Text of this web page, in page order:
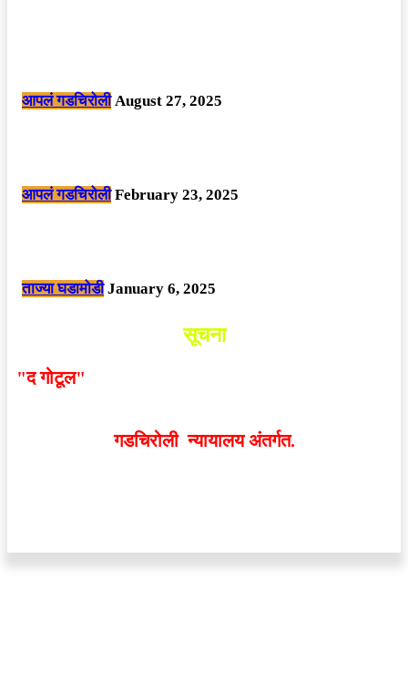
आपलं गडचिरोली August 27, 2025
आपलं गडचिरोली February 23, 2025
ताज्या घडामोडी January 6, 2025
सूचना
"द गोटूल"
गडचिरोली न्यायालय अंतर्गत.